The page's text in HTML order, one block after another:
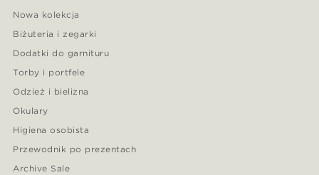
Nowa kolekcja
Biżuteria i zegarki
Dodatki do garnituru
Torby i portfele
Odzież i bielizna
Okulary
Higiena osobista
Przewodnik po prezentach
Archive Sale